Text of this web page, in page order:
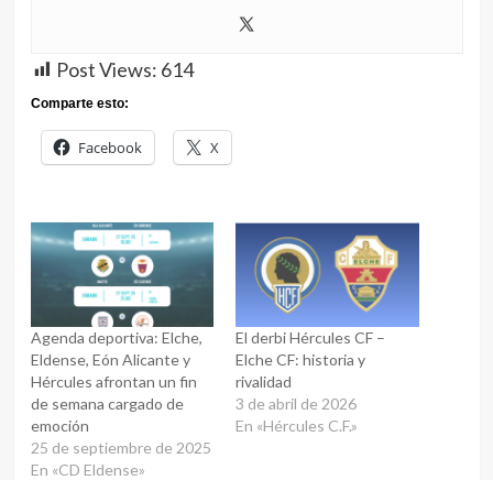
Post Views: 614
Comparte esto:
Facebook X
Agenda deportiva: Elche,
Eldense, Eón Alicante y
Hércules afrontan un fin
de semana cargado de
emoción
25 de septiembre de 2025
En «CD Eldense»
El derbi Hércules CF –
Elche CF: historia y
rivalidad
3 de abril de 2026
En «Hércules C.F.»